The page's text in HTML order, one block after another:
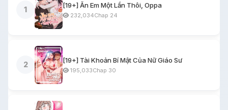
1
[19+] Ăn Em Một Lần Thôi, Oppa
232,034Chap 24
2
[19+] Tài Khoản Bí Mật Của Nữ Giáo Sư
195,033Chap 30